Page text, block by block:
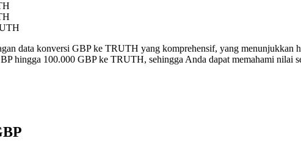
data konversi GBP ke TRUTH yang komprehensif, yang
hingga 100.000 GBP ke TRUTH, sehingga Anda dapat memahami nilai